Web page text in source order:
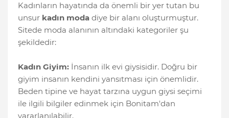
Kadınların hayatında da önemli bir yer tutan bu
unsur kadın moda diye bir alanı oluşturmuştur.
Sitede moda alanının altındaki kategoriler şu
şekildedir:
Kadın Giyim: İnsanın ilk evi giysisidir. Doğru bir
giyim insanın kendini yansıtması için önemlidir.
Beden tipine ve hayat tarzına uygun giysi seçimi
ile ilgili bilgiler edinmek için Bonitam'dan
yararlanılabilir.